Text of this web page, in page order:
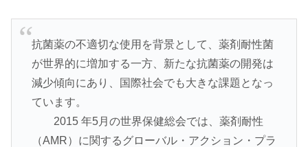
抗菌薬の不適切な使用を背景として、薬剤耐性菌
が世界的に増加する一方、新たな抗菌薬の開発は
減少傾向にあり、国際社会でも大きな課題となっ
ています。
2015 年5月の世界保健総会では、薬剤耐性
（AMR）に関するグローバル・アクション・プラ